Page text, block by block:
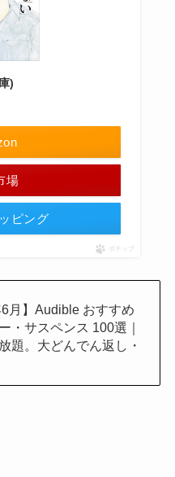
)
場
ピング
ポチップ
6月】Audible おすすめ
・サスペンス 100選｜
題。大どんでん返し・